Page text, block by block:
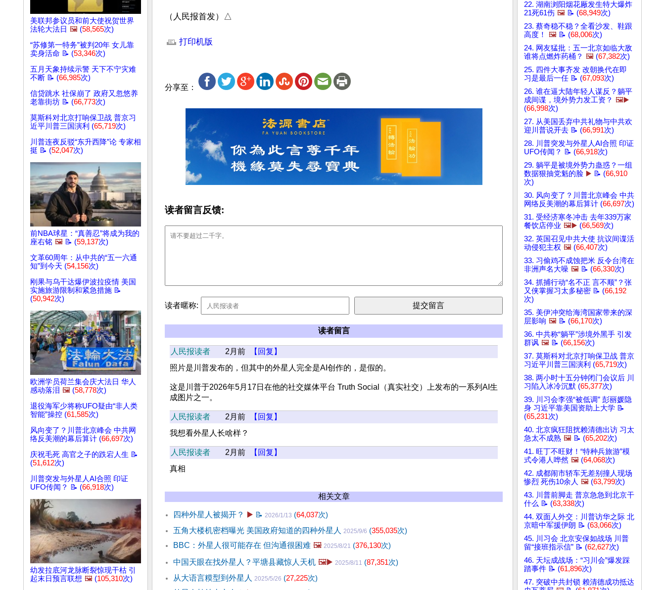
美联邦参议员和前大使祝贺世界
法轮大法日 🖼️ (58,565次)
“苏修第一特务”被判20年 女儿靠
卖身活命 📝 (53,346次)
五月天象持续示警 天下不宁灾难
不断 📝 (66,985次)
信贷跳水 社保崩了 政府又忽悠养
老靠街坊 📝 (66,773次)
莫斯科对北京打响保卫战 普京习
近平川普三国演利 (65,719次)
川普连夜反驳“东升西降”论 专家相
挺 📝 (52,047次)
前NBA球星：“真善忍”将成为我的
座右铭 🖼️ 📝 (59,137次)
文革60周年：从中共的“五一六通
知”到今天 (54,156次)
刚果与乌干达爆伊波拉疫情 美国
实施旅游限制和紧急措施 📝
(50,942次)
欧洲学员荷兰集会庆大法日 华人
感动落泪 🖼️ (58,778次)
退役海军少将称UFO疑由“非人类
智能”操控 (61,585次)
风向变了？川普北京峰会 中共网
络反美潮的幕后算计 (66,697次)
庆祝毛死 高官之子的跌宕人生 📝
(51,612次)
川普突发与外星人AI合照 印证
UFO传闻？ 📝 (66,918次)
幼发拉底河龙脉断裂惊现干枯 引
起末日预言联想 🖼️ (105,310次)
（人民报首发）△
打印机版
分享至：
读者留言反馈:
读者暱称:
读者留言
人民报读者 2月前
【回复】
照片是川普发布的，但其中的外星人完全是AI创作的，是假的。
这是川普于2026年5月17日在他的社交媒体平台 Truth Social（真实社交）上发布的一系列AI生
成图片之一。
人民报读者 2月前
【回复】
我想看外星人长啥样？
人民报读者 2月前
【回复】
真相
相关文章
四种外星人被揭开？ ▶️ 📝 2026/1/13 (64,037次)
五角大楼机密档曝光 美国政府知道的四种外星人 2025/9/6 (355,035次)
BBC：外星人很可能存在 但沟通很困难 🖼️ 2025/8/21 (376,130次)
中国天眼在找外星人？平塘县藏惊人天机 🖼️▶️ 2025/8/11 (87,351次)
从大语言糢型到外星人 2025/5/26 (27,225次)
22. 湖南浏阳烟花厰发生特大爆炸
21死61伤 🖼️ 📝 (68,949次)
23. 蔡奇稳不稳？全看沙发、鞋跟
高度！
🖼️ 📝 (68,006次)
24. 网友猛批：五一北京如临大敌
谁将点燃炸药桶？ 🖼️ (67,382次)
25. 四件大事齐发 改朝换代在即
习是最后一任 📝 (67,093次)
26. 谁在逼大陆年轻人谋反？躺平
成间谍，境外势力发工资？ 🖼️▶️
(66,998次)
27. 从美国丢弃中共礼物与中共欢
迎川普说开去 📝 (66,991次)
28. 川普突发与外星人AI合照 印证
UFO传闻？ 📝 (66,918次)
29. 躺平是被境外势力蛊惑？一组
数据狠抽党魁的脸 ▶️ 📝 (66,910
次)
30. 风向变了？川普北京峰会 中共
网络反美潮的幕后算计 (66,697次)
31. 受经济寒冬冲击 去年339万家
餐饮店停业 🖼️▶️ (66,569次)
32. 英国召见中共大使 抗议间谍活
动侵犯主权 🖼️ (66,407次)
33. 习偷鸡不成蚀把米 反令台湾在
非洲声名大噪 🖼️ 📝 (66,330次)
34. 抓捕行动“名不正 言不顺”？张
又侠掌握习太多秘密 📝 (66,192
次)
35. 美伊冲突给海湾国家带来的深
层影响 🖼️ 📝 (66,170次)
36. 中共称“躺平”涉境外黑手 引发
群讽 🖼️ 📝 (66,156次)
37. 莫斯科对北京打响保卫战 普京
习近平川普三国演利 (65,719次)
38. 两小时十五分钟闭门会议后 川
习陷入冰冷沉默 (65,377次)
39. 川习会李强“被低调” 彭丽媛隐
身 习近平靠美国资助上大学 📝
(65,231次)
40. 北京疯狂阻扰赖清德出访 习太
急太不成熟 🖼️ 📝 (65,202次)
41. 旺丁不旺财！“特种兵旅游”模
式令港人哗然 🖼️ (64,068次)
42. 成都闹市轿车无差别撞人现场
惨烈 死伤10余人 🖼️ (63,799次)
43. 川普前脚走 普京急急到北京干
什么 📝 (63,338次)
44. 双面人外交：川普访华之际 北
京暗中军援伊朗 📝 (63,066次)
45. 川习会 北京安保如战场 川普
留“接班指示信” 📝 (62,627次)
46. 天坛成战场：“习川会”爆发踩
踏事件 📝 (61,896次)
47. 突破中共封锁 赖清德成功抵达